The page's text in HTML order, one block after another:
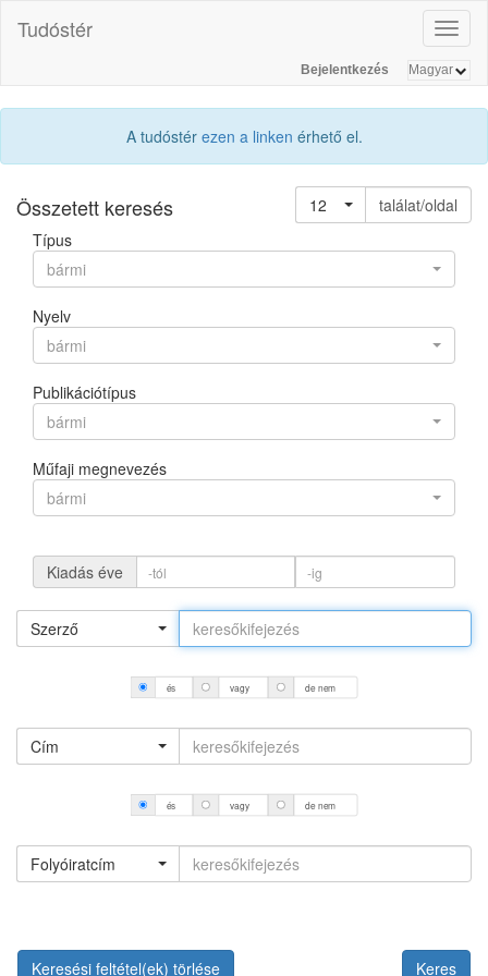
Tudóstér
Bejelentkezés
A tudóstér ezen a linken érhető el.
Összetett keresés 12
találat/oldal
Típus
bármi
Nyelv
bármi
Publikációtípus
bármi
Műfaji megnevezés
bármi
Kiadás éve
Szerző
és vagy de nem
Cím
és vagy de nem
Folyóiratcím
Keresési feltétel(ek) törlése